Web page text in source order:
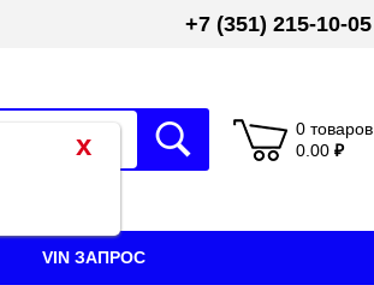
+7 (351) 215-10-05
0 товаров
0.00 ₽
VIN ЗАПРОС
x